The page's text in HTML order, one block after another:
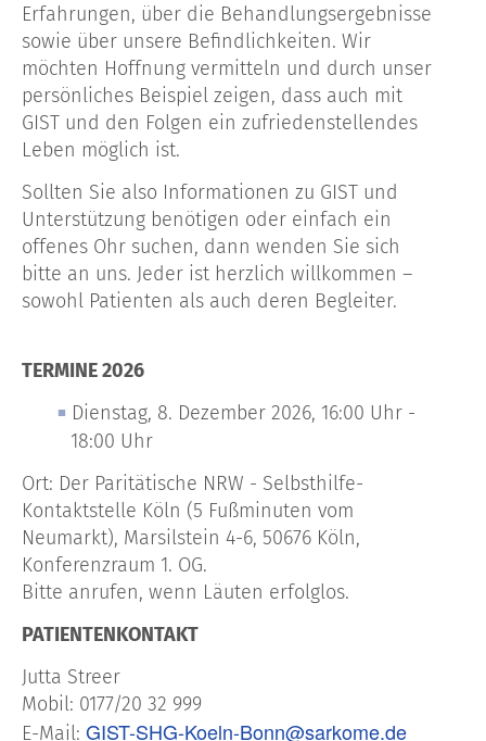
Erfahrungen, über die Behandlungsergebnisse
sowie über unsere Befindlichkeiten. Wir
möchten Hoffnung vermitteln und durch unser
persönliches Beispiel zeigen, dass auch mit
GIST und den Folgen ein zufriedenstellendes
Leben möglich ist.
Sollten Sie also Informationen zu GIST und
Unterstützung benötigen oder einfach ein
offenes Ohr suchen, dann wenden Sie sich
bitte an uns. Jeder ist herzlich willkommen –
sowohl Patienten als auch deren Begleiter.
TERMINE 2026
Dienstag, 8. Dezember 2026, 16:00 Uhr -
18:00 Uhr
Ort: Der Paritätische NRW - Selbsthilfe-
Kontaktstelle Köln (5 Fußminuten vom
Neumarkt), Marsilstein 4-6, 50676 Köln,
Konferenzraum 1. OG.
Bitte anrufen, wenn Läuten erfolglos.
PATIENTENKONTAKT
Jutta Streer
Mobil: 0177/20 32 999
E-Mail: GIST-SHG-Koeln-Bonn@sarkome.de